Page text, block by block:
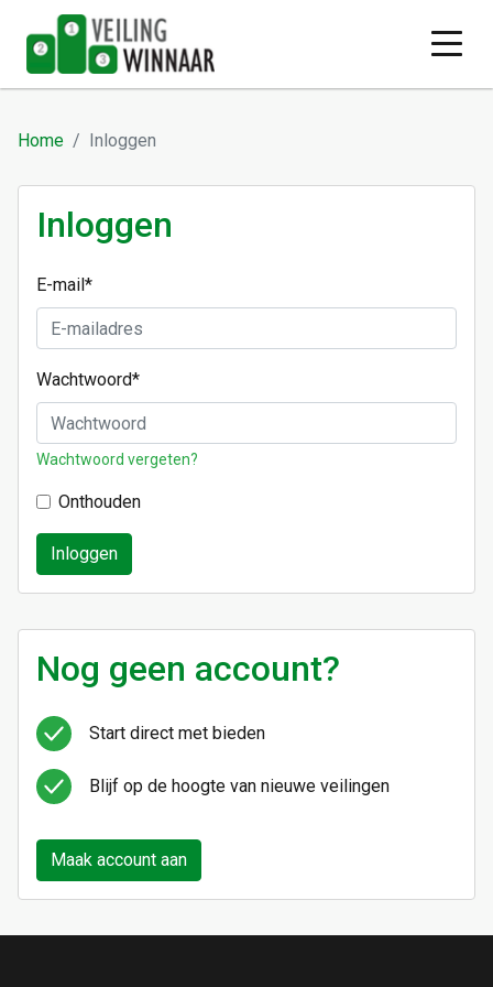
Home Inloggen
Inloggen
E-mail*
Wachtwoord*
Wachtwoord vergeten?
Onthouden
Inloggen
Nog geen account?
Start direct met bieden
Blijf op de hoogte van nieuwe veilingen
Maak account aan